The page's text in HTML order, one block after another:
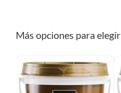
Más opciones para elegir